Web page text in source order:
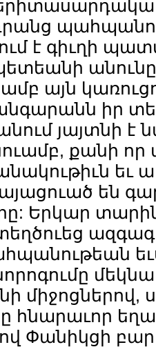
է գիւղի
անունը
այն
իր
յայտնի է
քանի որ
եւ
են
Երկար
միջոցներով,
հնարաւոր
Փանիկցի